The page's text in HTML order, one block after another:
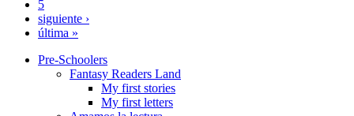
5
siguiente ›
última »
Pre-Schoolers
Fantasy Readers Land
My first stories
My first letters